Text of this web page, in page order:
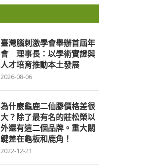
臺灣腦刺激學會舉辦首屆年
會 理事長：以學術實證與
人才培育推動本土發展
2026-08-06
為什麼龜鹿二仙膠價格差很
大？除了最有名的莊松榮以
外還有這二個品牌。重大關
鍵差在龜板和鹿角！
2022-12-21